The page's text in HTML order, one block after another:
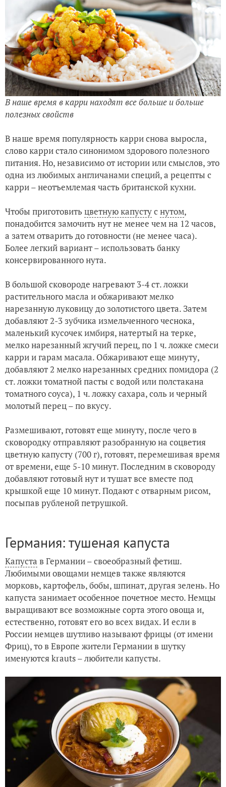
В наше время в карри находят все больше и больше
полезных свойств
В наше время популярность карри снова выросла,
слово карри стало синонимом здорового полезного
питания. Но, независимо от истории или смыслов, это
одна из любимых англичанами специй, а рецепты с
карри – неотъемлемая часть британской кухни.
Чтобы приготовить цветную капустус нутом,
понадобится замочить нут не менее чем на 12 часов,
а затем отварить до готовности (не менее часа).
Более легкий вариант – использовать банку
консервированного нута.
В большой сковороде нагревают 3-4 ст. ложки
растительного масла и обжаривают мелко
нарезанную луковицу до золотистого цвета. Затем
добавляют 2-3 зубчика измельченного чеснока,
маленький кусочек имбиря, натертый на терке,
мелко нарезанный жгучий перец, по 1 ч. ложке смеси
карри и гарам масала. Обжаривают еще минуту,
добавляют 2 мелко нарезанных средних помидора (2
ст. ложки томатной пасты с водой или полстакана
томатного соуса), 1 ч. ложку сахара, соль и черный
молотый перец – по вкусу.
Размешивают, готовят еще минуту, после чего в
сковородку отправляют разобранную на соцветия
цветную капусту (700 г), готовят, перемешивая время
от времени, еще 5-10 минут. Последним в сковороду
добавляют готовый нут и тушат все вместе под
крышкой еще 10 минут. Подают с отварным рисом,
посыпав рубленой петрушкой.
Германия: тушеная капуста
Капуста в Германии – своеобразный фетиш.
Любимыми овощами немцев также являются
морковь, картофель, бобы, шпинат, другая зелень. Но
капуста занимает особенное почетное место. Немцы
выращивают все возможные сорта этого овоща и,
естественно, готовят его во всех видах. И если в
России немцев шутливо называют фрицы (от имени
Фриц), то в Европе жители Германии в шутку
именуются krauts – любители капусты.